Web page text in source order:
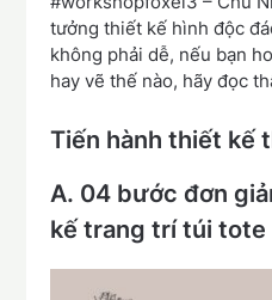
tưởng thiết kế hình độc
không phải dễ, nếu bạn
hay vẽ thế nào, hãy đọc
Tiến hành thiết kế
A. 04 bước đơn
kế trang trí túi tote